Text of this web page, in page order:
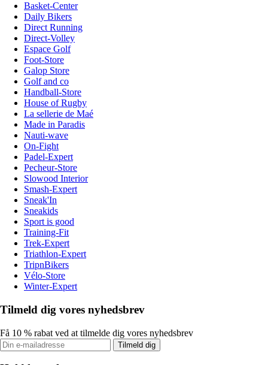
Basket-Center
Daily Bikers
Direct Running
Direct-Volley
Espace Golf
Foot-Store
Galop Store
Golf and co
Handball-Store
House of Rugby
La sellerie de Maé
Made in Paradis
Nauti-wave
On-Fight
Padel-Expert
Pecheur-Store
Slowood Interior
Smash-Expert
Sneak'In
Sneakids
Sport is good
Training-Fit
Trek-Expert
Triathlon-Expert
TripnBikers
Vélo-Store
Winter-Expert
Tilmeld dig vores nyhedsbrev
Få 10 % rabat ved at tilmelde dig vores nyhedsbrev
Tilmeld dig